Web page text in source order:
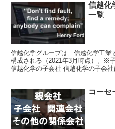
信越化
一覧
信越化学グループは、信越化学工業
構成される（2021年3月時点）。※
信越化学の子会社 信越化学の子会社
コーセ